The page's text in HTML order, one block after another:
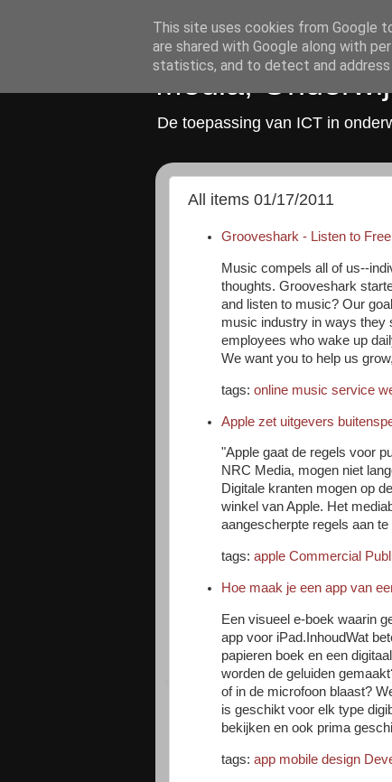
Media,
De toepassing van ICT in
All items 01/17/2011
Grooveshark - Listen to
Music compels all of us--
thoughts. Grooveshark
and listen to music? Our
music industry in ways they
employees who wake up
We want you to help us
tags: online music service
Apple zet uitgevers
"Apple gaat de regels voor
NRC Media, mogen niet
Digitale kranten mogen op
winkel van Apple. Het
aangescherpte regels aan
tags: apple Commercial
Hoe maak je een app van
Een visueel e-boek waarin
app voor iPad.InhoudWat
papieren boek en een
worden de geluiden
of in de microfoon blaast?
is geschikt voor elk type
bekijken en ook prima
tags: app mobile design
This site uses cookies from Google
are shared with Google along with
statistics, and to detect and address